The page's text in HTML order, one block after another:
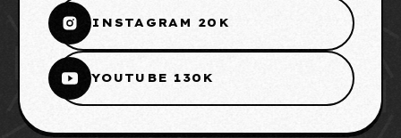
INSTAGRAM 20K
YOUTUBE 130K